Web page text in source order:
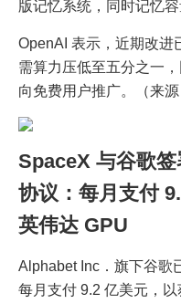
版记忆系统，同时记忆容
OpenAI 表示，近期改进
需算力压低至五分之一
向免费用户推广。（来源
SpaceX 与谷歌
协议：每月支付
英伟达 GPU
Alphabet Inc．旗下谷歌
每月支付 9.2 亿美元，